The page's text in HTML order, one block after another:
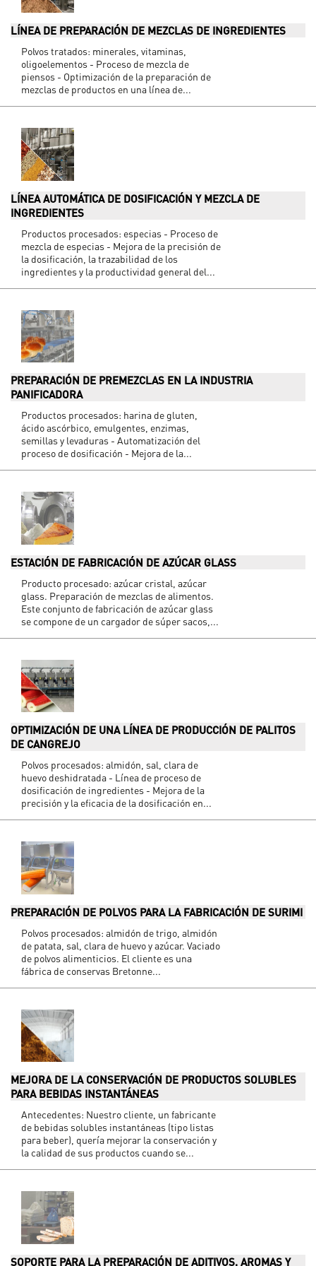
LÍNEA DE PREPARACIÓN DE MEZCLAS DE INGREDIENTES
Polvos tratados: minerales, vitaminas,
oligoelementos - Proceso de mezcla de
piensos - Optimización de la preparación de
mezclas de productos en una línea de...
LÍNEA AUTOMÁTICA DE DOSIFICACIÓN Y MEZCLA DE
INGREDIENTES
Productos procesados: especias - Proceso de
mezcla de especias - Mejora de la precisión de
la dosificación, la trazabilidad de los
ingredientes y la productividad general del...
PREPARACIÓN DE PREMEZCLAS EN LA INDUSTRIA
PANIFICADORA
Productos procesados: harina de gluten,
ácido ascórbico, emulgentes, enzimas,
semillas y levaduras - Automatización del
proceso de dosificación - Mejora de la...
ESTACIÓN DE FABRICACIÓN DE AZÚCAR GLASS
Producto procesado: azúcar cristal, azúcar
glass. Preparación de mezclas de alimentos.
Este conjunto de fabricación de azúcar glass
se compone de un cargador de súper sacos,...
OPTIMIZACIÓN DE UNA LÍNEA DE PRODUCCIÓN DE PALITOS
DE CANGREJO
Polvos procesados: almidón, sal, clara de
huevo deshidratada - Línea de proceso de
dosificación de ingredientes - Mejora de la
precisión y la eficacia de la dosificación en...
PREPARACIÓN DE POLVOS PARA LA FABRICACIÓN DE SURIMI
Polvos procesados: almidón de trigo, almidón
de patata, sal, clara de huevo y azúcar. Vaciado
de polvos alimenticios. El cliente es una
fábrica de conservas Bretonne...
MEJORA DE LA CONSERVACIÓN DE PRODUCTOS SOLUBLES
PARA BEBIDAS INSTANTÁNEAS
Antecedentes: Nuestro cliente, un fabricante
de bebidas solubles instantáneas (tipo listas
para beber), quería mejorar la conservación y
la calidad de sus productos cuando se...
SOPORTE PARA LA PREPARACIÓN DE ADITIVOS, AROMAS Y